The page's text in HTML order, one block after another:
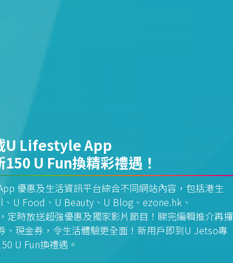
U Lifestyle App
U Fun換精彩禮遇！
優惠及生活資訊平台綜合不同網站內容，包括港生
、U Food、U Beauty、U Blog、ezone.hk、
定時放送超強優惠及獨家影片節目！睇完編輯推介再攞
、現金券，令生活體驗更全面！新用戶即到U Jetso專
U Fun換禮遇。